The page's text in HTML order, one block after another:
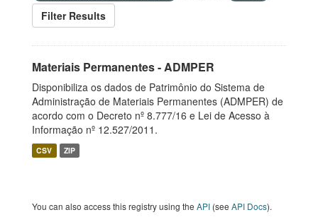
Filter Results
Materiais Permanentes - ADMPER
Disponibiliza os dados de Patrimônio do Sistema de
Administração de Materiais Permanentes (ADMPER) de
acordo com o Decreto nº 8.777/16 e Lei de Acesso à
Informação nº 12.527/2011.
CSV ZIP
You can also access this registry using the API (see API Docs).